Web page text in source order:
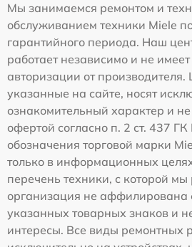
Мы занимаемся ремонтом и
обслуживанием техники Miele
гарантийного периода. Наш
работает независимо и не
авторизации от
указанные на сайте, носят
ознакомительный характер и
офертой согласно п. 2 ст. 437
обозначения торговой марки
только в информационных
перечень техники, с которой
организация не аффилирована
указанных товарных знаков и
интересы. Все виды ремонтных